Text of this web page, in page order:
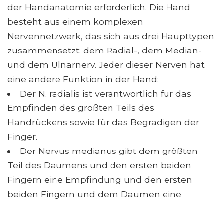
der Handanatomie erforderlich. Die Hand
besteht aus einem komplexen
Nervennetzwerk, das sich aus drei Haupttypen
zusammensetzt: dem Radial-, dem Median-
und dem Ulnarnerv. Jeder dieser Nerven hat
eine andere Funktion in der Hand:
Der N. radialis ist verantwortlich für das
Empfinden des größten Teils des
Handrückens sowie für das Begradigen der
Finger.
Der Nervus medianus gibt dem größten
Teil des Daumens und den ersten beiden
Fingern eine Empfindung und den ersten
beiden Fingern und dem Daumen eine